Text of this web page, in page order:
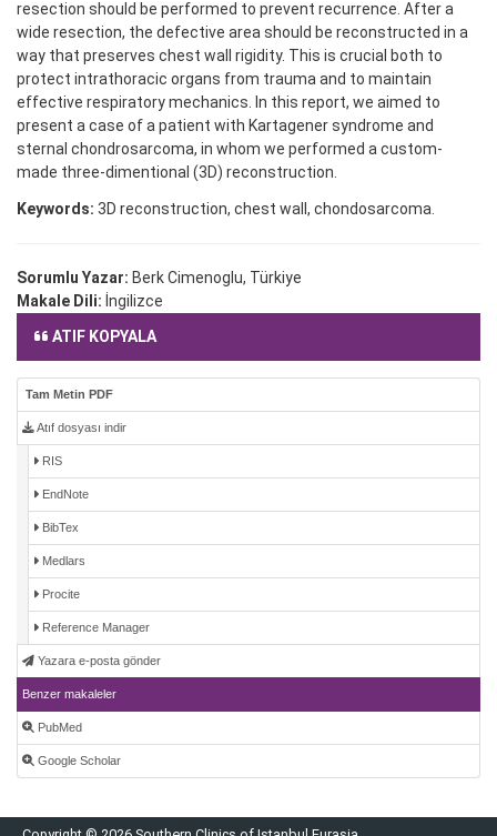
resection should be performed to prevent recurrence. After a
wide resection, the defective area should be reconstructed in a
way that preserves chest wall rigidity. This is crucial both to
protect intrathoracic organs from trauma and to maintain
effective respiratory mechanics. In this report, we aimed to
present a case of a patient with Kartagener syndrome and
sternal chondrosarcoma, in whom we performed a custom-
made three-dimentional (3D) reconstruction.
Keywords: 3D reconstruction, chest wall, chondosarcoma.
Sorumlu Yazar: Berk Cimenoglu, Türkiye
Makale Dili: İngilizce
ATIF KOPYALA
Tam Metin PDF
Atıf dosyası indir
RIS
EndNote
BibTex
Medlars
Procite
Reference Manager
Yazara e-posta gönder
Benzer makaleler
PubMed
Google Scholar